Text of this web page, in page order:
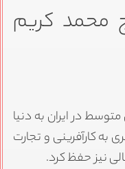
محمد کریم
در ایران به دنیا
به کارآفرینی و تجارت
نیز حفظ کرد.